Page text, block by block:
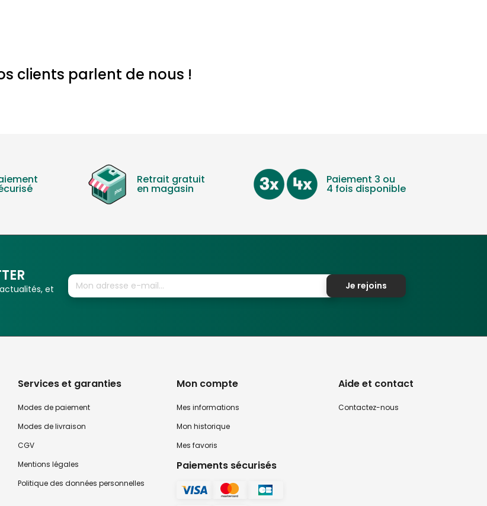
clients parlent de nous !
Retrait gratuit
en magasin
Paiement 3 ou
4 fois disponible
et Je rejoins
Services et garanties
Modes de paiement
Modes de livraison
CGV
Mentions légales
Politique des données personnelles
Mon compte
Mes informations
Mon historique
Mes favoris
Paiements sécurisés
Aide et contact
Contactez-nous